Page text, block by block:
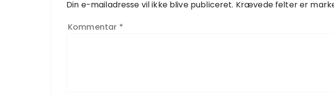
Din e-mailadresse vil ikke blive publiceret. Krævede felter er
Kommentar *